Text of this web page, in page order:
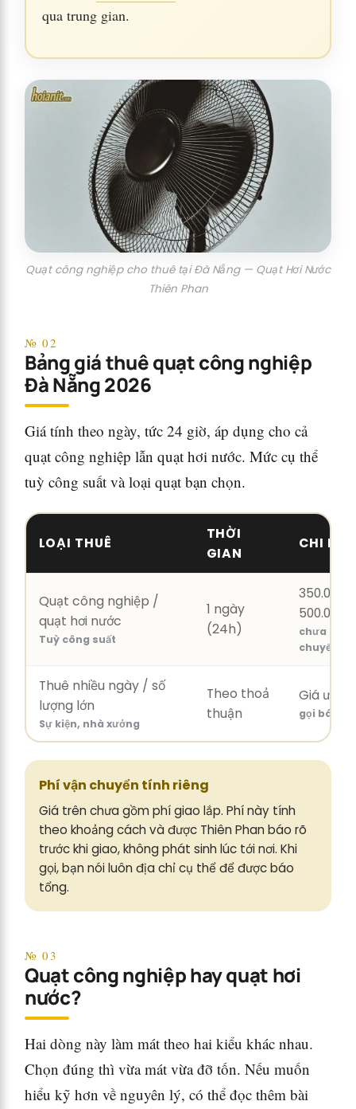
qua trung gian.
Quạt công nghiệp cho thuê tại Đà Nẵng — Quạt Hơi Nước
Thiên Phan
№ 02
Bảng giá thuê quạt công nghiệp
Đà Nẵng 2026
Giá tính theo ngày, tức 24 giờ, áp dụng cho cả
quạt công nghiệp lẫn quạt hơi nước. Mức cụ thể
tuỳ công suất và loại quạt bạn chọn.
LOẠI THUÊ
THỜI
GIAN
CHI PHÍ
Quạt công nghiệp /
quạt hơi nước
Tuỳ công suất
1 ngày
(24h)
350.000 –
500.000đ
chưa gồm
chuyển
Thuê nhiều ngày / số
lượng lớn
Sự kiện, nhà xưởng
Theo thoả
thuận
Giá ưu
gọi báo
Phí vận chuyển tính riêng
Giá trên chưa gồm phí giao lắp. Phí này tính
theo khoảng cách và được Thiên Phan báo rõ
trước khi giao, không phát sinh lúc tới nơi. Khi
gọi, bạn nói luôn địa chỉ cụ thể để được báo
tổng.
№ 03
Quạt công nghiệp hay quạt hơi
nước?
Hai dòng này làm mát theo hai kiểu khác nhau.
Chọn đúng thì vừa mát vừa đỡ tốn. Nếu muốn
hiểu kỹ hơn về nguyên lý, có thể đọc thêm bài